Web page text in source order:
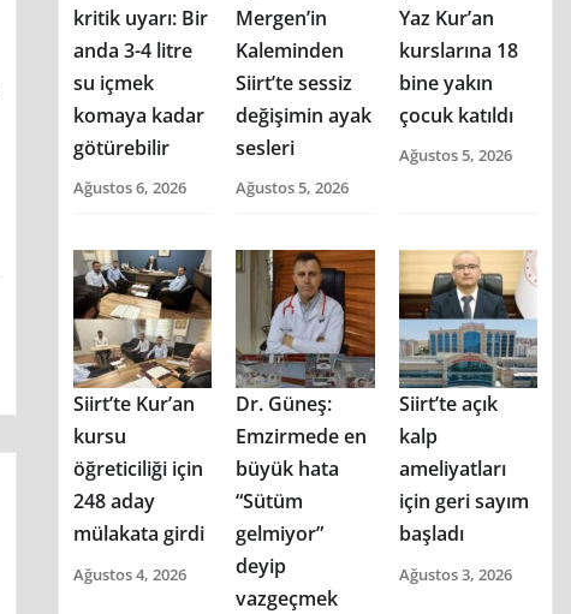
kritik uyarı: Bir
anda 3-4 litre
su içmek
komaya kadar
götürebilir
Ağustos 6, 2026
Mergen’in
Kaleminden
Siirt’te sessiz
değişimin ayak
sesleri
Ağustos 5, 2026
Yaz Kur’an
kurslarına 18
bine yakın
çocuk katıldı
Ağustos 5, 2026
Siirt’te Kur’an
kursu
öğreticiliği için
248 aday
mülakata girdi
Ağustos 4, 2026
Dr. Güneş:
Emzirmede en
büyük hata
“Sütüm
gelmiyor”
deyip
vazgeçmek
Siirt’te açık
kalp
ameliyatları
için geri sayım
başladı
Ağustos 3, 2026